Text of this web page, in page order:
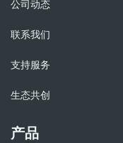
公司动态
联系我们
支持服务
生态共创
产品